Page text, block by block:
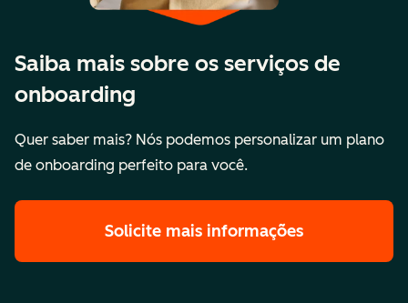
Saiba mais sobre os serviços de
onboarding
Quer saber mais? Nós podemos personalizar um plano
de onboarding perfeito para você.
Solicite mais informações